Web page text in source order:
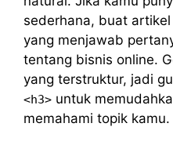
sederhana, buat
yang menjawab
tentang bisnis online.
yang terstruktur, jadi
<h3> untuk
memahami topik kamu.